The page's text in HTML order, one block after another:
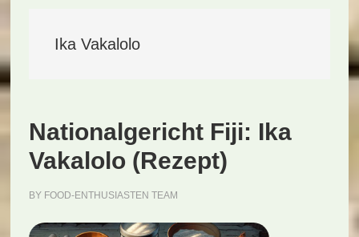
Ika Vakalolo
Nationalgericht Fiji: Ika
Vakalolo (Rezept)
BY FOOD-ENTHUSIASTEN TEAM